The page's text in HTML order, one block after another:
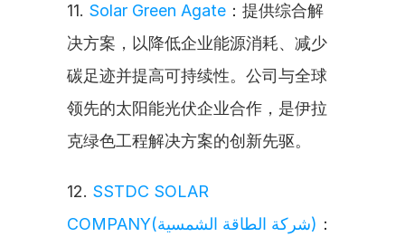
11. Solar Green Agate ：提供综合解
决方案，以降低企业能源消耗、减少
碳足迹并提高可持续性。公司与全球
领先的太阳能光伏企业合作，是伊拉
克绿色工程解决方案的创新先驱。
12. SSTDC SOLAR
COMPANY(شركة الطاقة الشمسية) ：